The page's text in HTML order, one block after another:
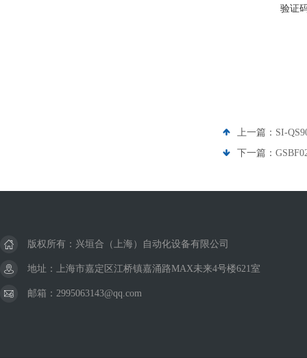
验证
上一篇： SI-
下一篇：
版权所有：兴垣合（上海）自动化设备有限公司
地址：上海市嘉定区江桥镇嘉涌路MAX未来4号楼621室
邮箱：2995063143@qq.com